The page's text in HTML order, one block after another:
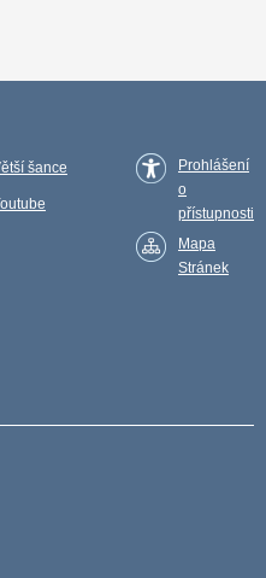
šance
Prohlášení
o
přístupnosti
Mapa
Stránek